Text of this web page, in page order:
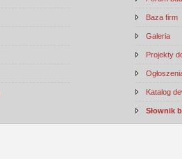
Baza firm
Galeria
Projekty
Katalog
Słownik